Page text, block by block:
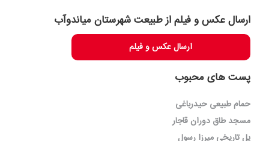
ارسال عکس و فیلم از طبیعت شهرستان میاندوآب
ارسال عکس و فیلم
پست های محبوب
حمام طبیعی حیدرباغی
مسجد طاق دوران قاجار
پل تاریخی میرزا رسول